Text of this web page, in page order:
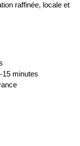
raffinée, locale et
15 minutes